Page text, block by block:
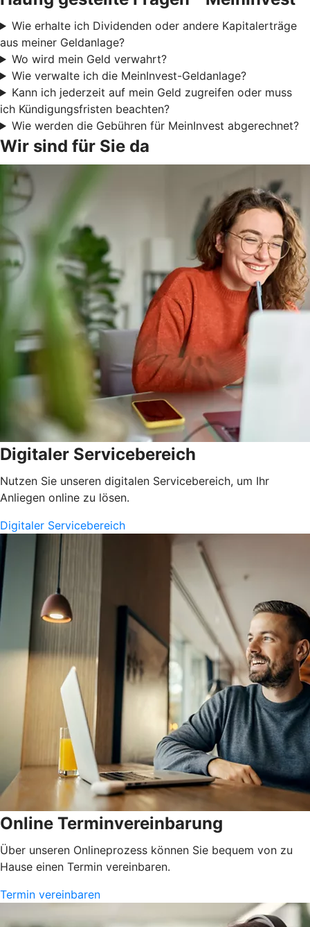
Wie erhalte ich Dividenden oder andere Kapitalerträge
aus meiner Geldanlage?
Wo wird mein Geld verwahrt?
Wie verwalte ich die MeinInvest-Geldanlage?
Kann ich jederzeit auf mein Geld zugreifen oder muss
ich Kündigungsfristen beachten?
Wie werden die Gebühren für MeinInvest abgerechnet?
Wir sind für Sie da
Digitaler Servicebereich
Nutzen Sie unseren digitalen Servicebereich, um Ihr
Anliegen online zu lösen.
Digitaler Servicebereich
Online Terminvereinbarung
Über unseren Onlineprozess können Sie bequem von zu
Hause einen Termin vereinbaren.
Termin vereinbaren